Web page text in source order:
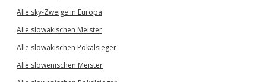
Alle sky-Zweige in Europa
Alle slowakischen Meister
Alle slowakischen Pokalsieger
Alle slowenischen Meister